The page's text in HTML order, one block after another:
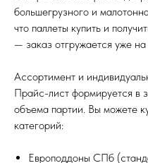
большегрузного и
что паллеты купить и
— заказ отгружается уже
Ассортимент и
Прайс-лист формируется в
объема партии. Вы можете
категорий:
Европоддоны СПб